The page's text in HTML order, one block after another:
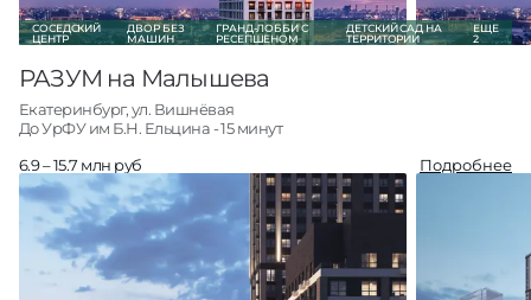
СОСЕДСКИЙ
ЦЕНТР
ДВОР БЕЗ
МАШИН
ГРАНД-ЛОББИ С
РЕСЕПШЕНОМ
ДЕТСКИЙ САД НА
ТЕРРИТОРИИ
ЕЩЕ
2
РАЗУМ на Малышева
Екатеринбург, ул. Вишнёвая
До УрФУ им Б.Н. Ельцина - 15 минут
6.9 – 15.7 млн руб
Подробнее
Студии9
1-комн120
2-комн138
3-комн + 24 от 11.9 млн руб
Кладовые 3
от 0.6 млн руб